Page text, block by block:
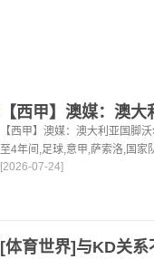
【西甲】澳媒：澳大利亚国脚
至4年间,足球,意甲,萨索洛,国家
洲。欢迎收藏本站，24小时为
[2026-07-24]